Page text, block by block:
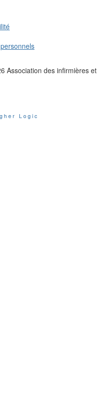
Association des infirmières et
Logic